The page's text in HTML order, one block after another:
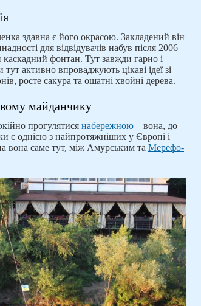
здавна є його окрасою. Закладений він
для відвідувачів набув після 2006
фонтан. Тут завжди гарно і
активно впроваджують цікаві ідеї зі
росте сакура та ошатні хвойні дерева.
майданчику
прогулятися набережною – вона, до
є однією з найпротяжніших у Європі і
вона саме тут, між Амурським та Мерефо-